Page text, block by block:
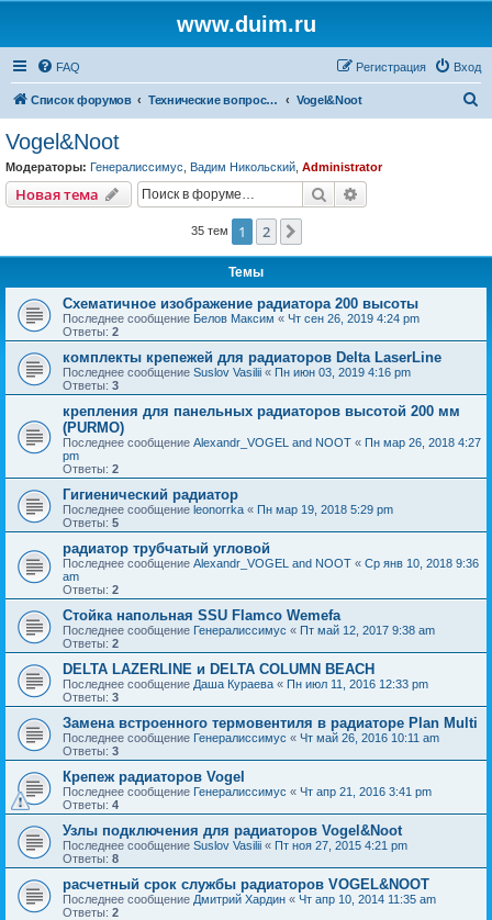
www.duim.ru
FAQ Вход
Регистрация
Список форумов Технические вопросы (по производителям и брендам) Vogel&Noot
Vogel&Noot
Модераторы: Генералиссимус Вадим Никольский Administrator
Новая тема Поиск
35 тем 1 2
Темы
Схематичное изображение радиатора 200 высоты
Последнее сообщение Белов Максим « Чт сен 26, 2019 4:24 pm
Ответы: 2
комплекты крепежей для радиаторов Delta LaserLine
Последнее сообщение Suslov Vasilii « Пн июн 03, 2019 4:16 pm
Ответы: 3
крепления для панельных радиаторов высотой 200 мм
(PURMO)
Последнее сообщение Alexandr_VOGEL and NOOT « Пн мар 26, 2018 4:27
pm
Ответы: 2
Гигиенический радиатор
Последнее сообщение leonorrka « Пн мар 19, 2018 5:29 pm
Ответы: 5
радиатор трубчатый угловой
Последнее сообщение Alexandr_VOGEL and NOOT « Ср янв 10, 2018 9:36
am
Ответы: 2
Стойка напольная SSU Flamco Wemefa
Последнее сообщение Генералиссимус « Пт май 12, 2017 9:38 am
Ответы: 2
DELTA LAZERLINE и DELTA COLUMN BEACH
Последнее сообщение Даша Кураева « Пн июл 11, 2016 12:33 pm
Ответы: 3
Замена встроенного термовентиля в радиаторе Plan Multi
Последнее сообщение Генералиссимус « Чт май 26, 2016 10:11 am
Ответы: 3
Крепеж радиаторов Vogel
Последнее сообщение Генералиссимус « Чт апр 21, 2016 3:41 pm
Ответы: 4
Узлы подключения для радиаторов Vogel&Noot
Последнее сообщение Suslov Vasilii « Пт ноя 27, 2015 4:21 pm
Ответы: 8
расчетный срок службы радиаторов VOGEL&NOOT
Последнее сообщение Дмитрий Хардин « Чт апр 10, 2014 11:35 am
Ответы: 2